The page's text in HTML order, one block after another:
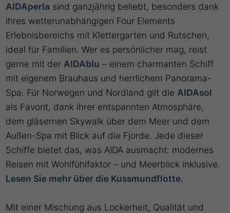
AIDAperla sind ganzjährig beliebt, besonders dank
ihres wetterunabhängigen Four Elements
Erlebnisbereichs mit Klettergarten und Rutschen,
ideal für Familien. Wer es persönlicher mag, reist
gerne mit der AIDAblu – einem charmanten Schiff
mit eigenem Brauhaus und herrlichem Panorama-
Spa. Für Norwegen und Nordland gilt die AIDAsol
als Favorit, dank ihrer entspannten Atmosphäre,
dem gläsernen Skywalk über dem Meer und dem
Außen-Spa mit Blick auf die Fjorde. Jede dieser
Schiffe bietet das, was AIDA ausmacht: modernes
Reisen mit Wohlfühlfaktor – und Meerblick inklusive.
Lesen Sie mehr über die Kussmundflotte.
Mit einer Mischung aus Lockerheit, Qualität und